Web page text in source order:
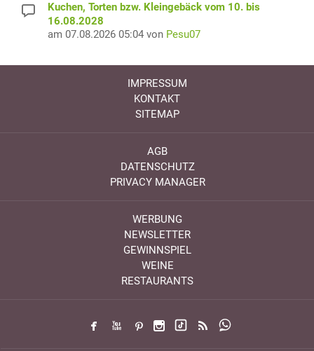
Kuchen, Torten bzw. Kleingebäck vom 10. bis
16.08.2028
am 07.08.2026 05:04 von Pesu07
IMPRESSUM
KONTAKT
SITEMAP
AGB
DATENSCHUTZ
PRIVACY MANAGER
WERBUNG
NEWSLETTER
GEWINNSPIEL
WEINE
RESTAURANTS